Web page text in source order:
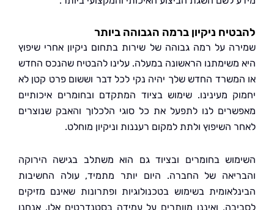
ניקיון ברמה הגבוהה ביותר
על רמה גבוהה של שירות בתחום ניקיון אחרי שיפוץ
הראשונה במעלה. עלינו להבטיח שהנכס החדש
החדש שלך יהיה נקי לכל דבר וששום פרט קטן לא
מעינינו. שימוש בציוד המתקדם ובחומרים איכותיים
לנו לתפעל את כל סוגי הלכלוך והאבק שנוצרים
השיפוץ ולתת למקום רעננות וניקיון מוחלט.
בחומרים ובציוד גם הוא משתלב בגישה הירוקה
של החברה. היום יותר מתמיד, עולה החשיבות
בשימוש בטכנולוגיות ופתרונות שאינם מזיקים
ואיננו מוותרים על עמידה בסטנדרטים אלו. אנחנו